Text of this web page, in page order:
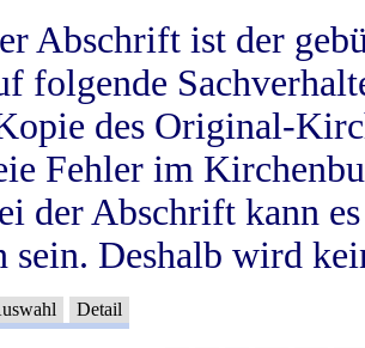
Abschrift ist der
folgende
des Original-
Fehler im
der Abschrift kann
sein. Deshalb wird
Detail